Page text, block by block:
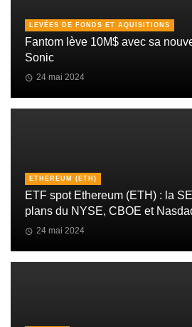
LEVÉES DE FONDS ET AQUISITIONS
Fantom lève 10M$ avec sa
Sonic
24 mai 2024
ETHEREUM (ETH)
ETF spot Ethereum (ETH) : la
plans du NYSE, CBOE et
24 mai 2024